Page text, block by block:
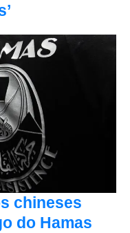
chineses
do Hamas